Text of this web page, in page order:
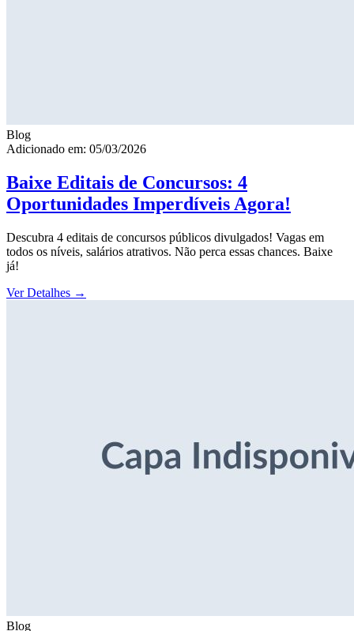
Blog
Adicionado em: 05/03/2026
Baixe Editais de Concursos: 4
Oportunidades Imperdíveis Agora!
Descubra 4 editais de concursos públicos divulgados! Vagas em
todos os níveis, salários atrativos. Não perca essas chances. Baixe
já!
Ver Detalhes →
Blog